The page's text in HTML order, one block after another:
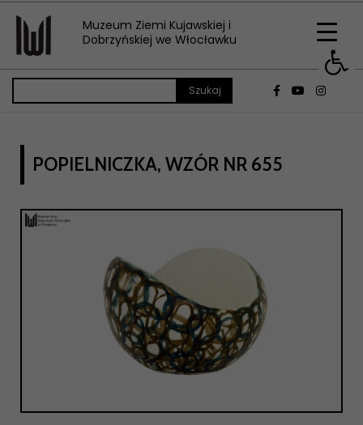
Muzeum Ziemi Kujawskiej i
Dobrzyńskiej we Włocławku
POPIELNICZKA, WZÓR NR 655